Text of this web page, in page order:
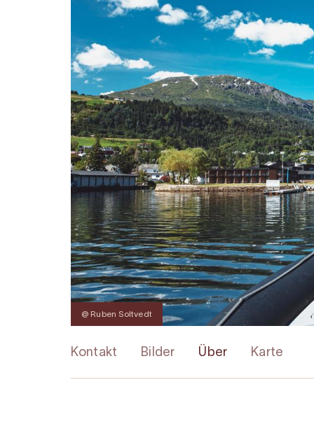
@ Ruben Soltvedt
Kontakt Bilder Über Karte